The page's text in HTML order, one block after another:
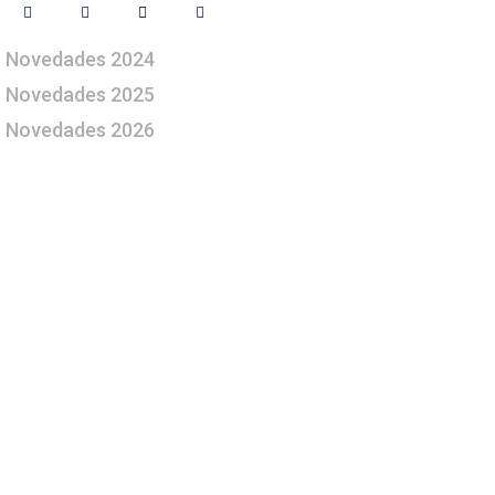
Novedades 2024
Novedades 2025
Novedades 2026